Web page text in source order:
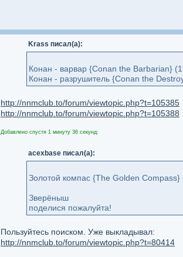
Krass писал(а):
Конан - варвар {Conan the Barbarian}
Конан - разрушитель {Conan the
http://nnmclub.to/forum/viewtopic.php?t=105385
http://nnmclub.to/forum/viewtopic.php?t=105388
Добавлено спустя 1 минуту 36 секунд:
acexbase писал(а):
Золотой компас {The Golden
Зверёныш
поделися пожалуйта!
Пользуйтесь поиском. Уже выкладывал:
http://nnmclub.to/forum/viewtopic.php?t=80414